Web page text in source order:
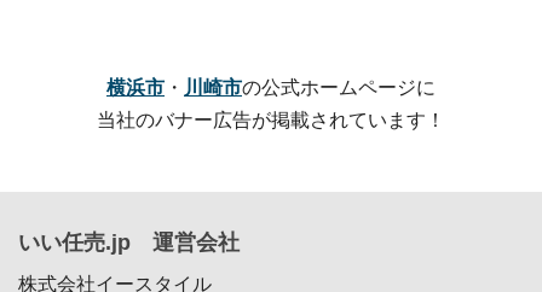
横浜市 ・ 川崎市の公式ホームページに
当社のバナー広告が掲載されています！
いい任売.jp 運営会社
株式会社イースタイル